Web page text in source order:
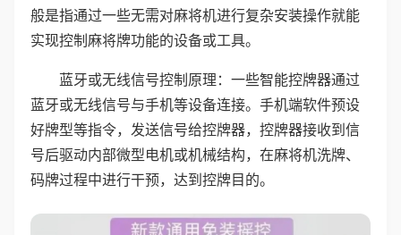
般是指通过一些无需对麻将机进行复杂安装操作就能
实现控制麻将牌功能的设备或工具。
蓝牙或无线信号控制原理：一些智能控牌器通过
蓝牙或无线信号与手机等设备连接。手机端软件预设
好牌型等指令，发送信号给控牌器，控牌器接收到信
号后驱动内部微型电机或机械结构，在麻将机洗牌、
码牌过程中进行干预，达到控牌目的。